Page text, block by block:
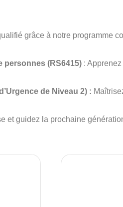
grâce à notre programme
personnes (RS6415) :
de Niveau 2) :
et guidez la prochaine